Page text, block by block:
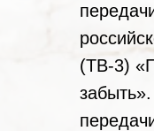
(ТВ-3)